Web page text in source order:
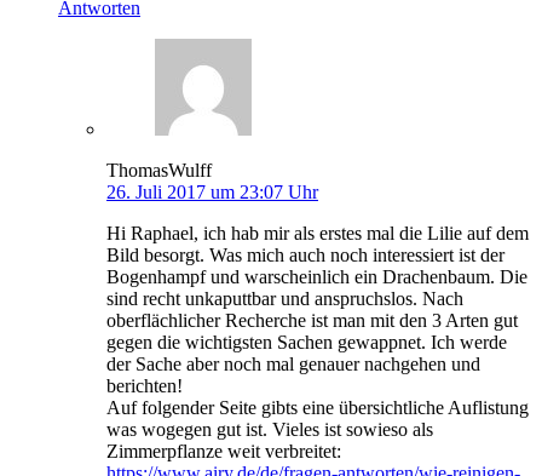
Antworten
ThomasWulff
26. Juli 2017 um 23:07 Uhr
Hi Raphael, ich hab mir als erstes mal die Lilie auf dem
Bild besorgt. Was mich auch noch interessiert ist der
Bogenhampf und warscheinlich ein Drachenbaum. Die
sind recht unkaputtbar und anspruchslos. Nach
oberflächlicher Recherche ist man mit den 3 Arten gut
gegen die wichtigsten Sachen gewappnet. Ich werde
der Sache aber noch mal genauer nachgehen und
berichten!
Auf folgender Seite gibts eine übersichtliche Auflistung
was wogegen gut ist. Vieles ist sowieso als
Zimmerpflanze weit verbreitet: